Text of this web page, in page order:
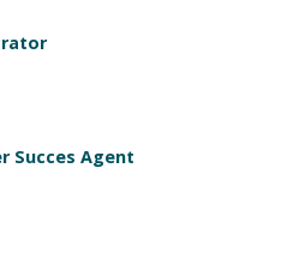
Succes Agent